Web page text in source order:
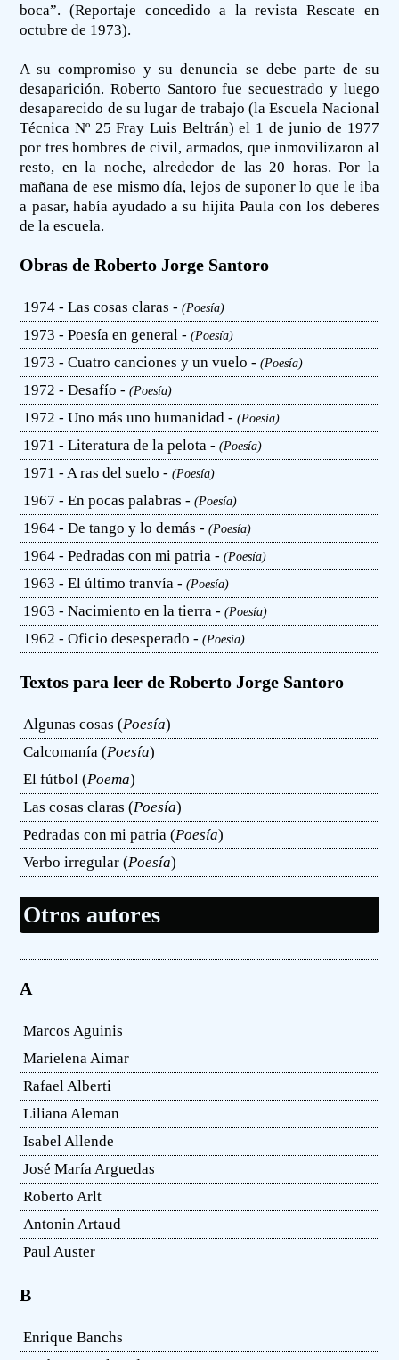
boca”. (Reportaje concedido a la revista Rescate en
octubre de 1973).
A su compromiso y su denuncia se debe parte de su
desaparición. Roberto Santoro fue secuestrado y luego
desaparecido de su lugar de trabajo (la Escuela Nacional
Técnica Nº 25 Fray Luis Beltrán) el 1 de junio de 1977
por tres hombres de civil, armados, que inmovilizaron al
resto, en la noche, alrededor de las 20 horas. Por la
mañana de ese mismo día, lejos de suponer lo que le iba
a pasar, había ayudado a su hijita Paula con los deberes
de la escuela.
Obras de Roberto Jorge Santoro
1974 - Las cosas claras -(Poesía)
1973 - Poesía en general -(Poesía)
1973 - Cuatro canciones y un vuelo -(Poesía)
1972 - Desafío -(Poesía)
1972 - Uno más uno humanidad -(Poesía)
1971 - Literatura de la pelota -(Poesía)
1971 - A ras del suelo -(Poesía)
1967 - En pocas palabras -(Poesía)
1964 - De tango y lo demás -(Poesía)
1964 - Pedradas con mi patria -(Poesía)
1963 - El último tranvía -(Poesía)
1963 - Nacimiento en la tierra -(Poesía)
1962 - Oficio desesperado -(Poesía)
Textos para leer de Roberto Jorge Santoro
Algunas cosas (Poesía)
Calcomanía (Poesía)
El fútbol (Poema)
Las cosas claras (Poesía)
Pedradas con mi patria (Poesía)
Verbo irregular (Poesía)
Otros autores
A
Marcos Aguinis
Marielena Aimar
Rafael Alberti
Liliana Aleman
Isabel Allende
José María Arguedas
Roberto Arlt
Antonin Artaud
Paul Auster
B
Enrique Banchs